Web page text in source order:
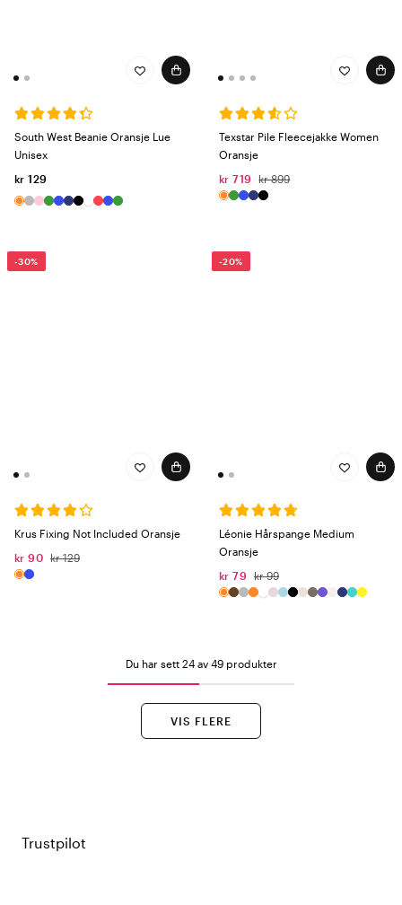
South West Beanie Oransje Lue
Unisex
kr 129
Texstar Pile Fleecejakke Women
Oransje
kr 719
kr 899
-30%
Krus Fixing Not Included Oransje
kr 90 kr 129
-20%
Léonie Hårspange Medium
Oransje
kr 79
kr 99
Du har sett 24 av 49 produkter
VIS FLERE
Trustpilot